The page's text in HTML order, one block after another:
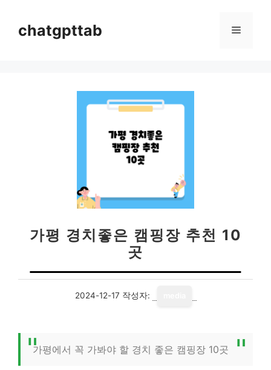
chatgpttab 메
가평 경치좋은 캠핑장 추천 10
곳
2024-12-17 작성자:
가평에서 꼭 가봐야 할 경치 좋은 캠핑장 10곳